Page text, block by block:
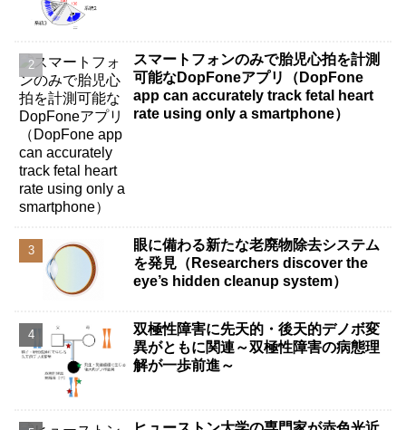
スマートフォンのみで胎児心拍を計測
可能なDopFoneアプリ（DopFone
app can accurately track fetal heart
rate using only a smartphone）
眼に備わる新たな老廃物除去システム
を発見（Researchers discover the
eye’s hidden cleanup system）
双極性障害に先天的・後天的デノボ変
異がともに関連～双極性障害の病態理
解が一歩前進～